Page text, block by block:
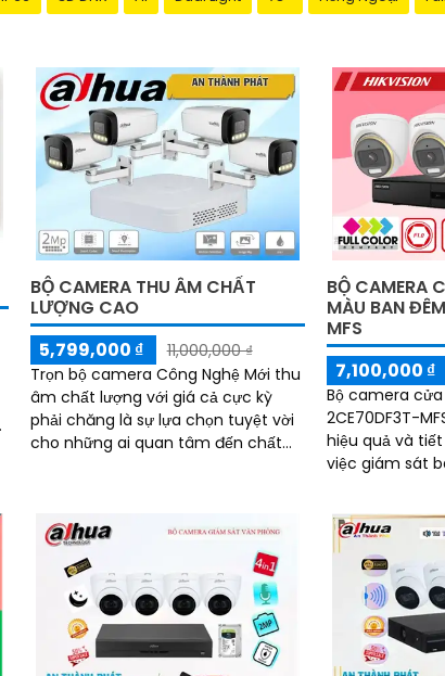
BỘ CAMERA THU ÂM CHẤT
LƯỢNG CAO
5,799,000 ₫
11,000,000 ₫
Trọn bộ camera Công Nghệ Mới thu
âm chất lượng với giá cả cực kỳ
phải chăng là sự lựa chọn tuyệt vời
cho những ai quan tâm đến chất
BỘ CAMERA
MÀU BAN
MFS
7,100,000 ₫
Bộ camera
2CE70DF3T-
hiệu quả và
việc giám sát ban